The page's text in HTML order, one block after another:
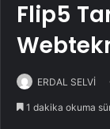
Flip5
ERDAL SELVİ
1 dakika okuma